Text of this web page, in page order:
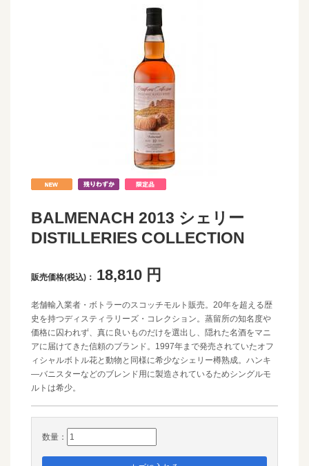
BALMENACH 2013 シェリー
DISTILLERIES COLLECTION
販売価格(税込)： 18,810 円
老舗輸入業者・ボトラーのスコッチモルト販売。20年を超える歴
史を持つディスティラリーズ・コレクション。蒸留所の知名度や
価格に囚われず、真に良いものだけを選出し、隠れた名酒をマニ
アに届けてきた信頼のブランド。1997年まで発売されていたオフ
ィシャルボトル花と動物と同様に希少なシェリー樽熟成。ハンキ
―バニスターなどのブレンド用に製造されているためシングルモ
ルトは希少。
数量：